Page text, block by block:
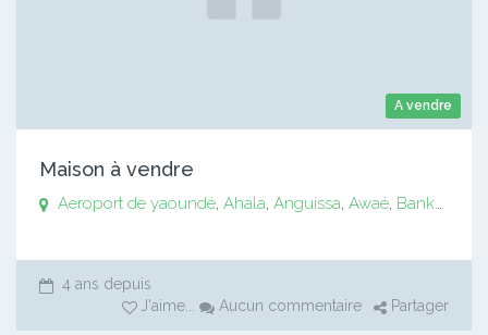
A vendre
Maison à vendre
Aeroport de yaoundé, Ahala, Anguissa, Awaé, Bankomo
4 ans depuis
J'aime... Aucun commentaire Partager